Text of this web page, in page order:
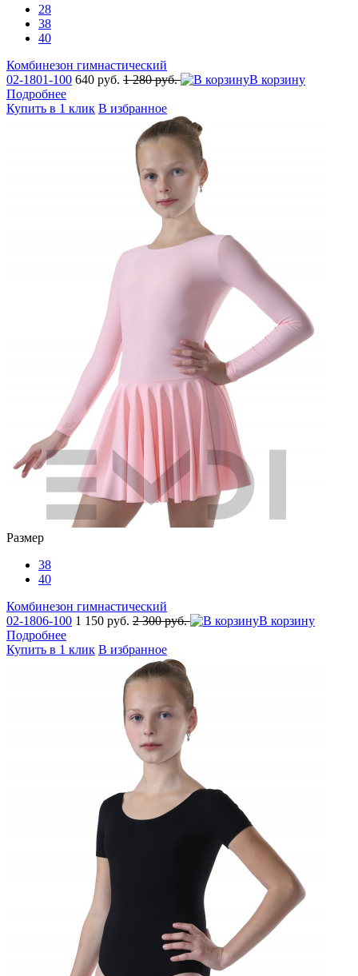
28
38
40
Комбинезон гимнастический
02-1801-100 640 руб. 1 280 руб.
В корзину
Подробнее
Купить в 1 клик В избранное
Размер
38
40
Комбинезон гимнастический
02-1806-100 1 150 руб. 2 300 руб.
В корзину
Подробнее
Купить в 1 клик В избранное